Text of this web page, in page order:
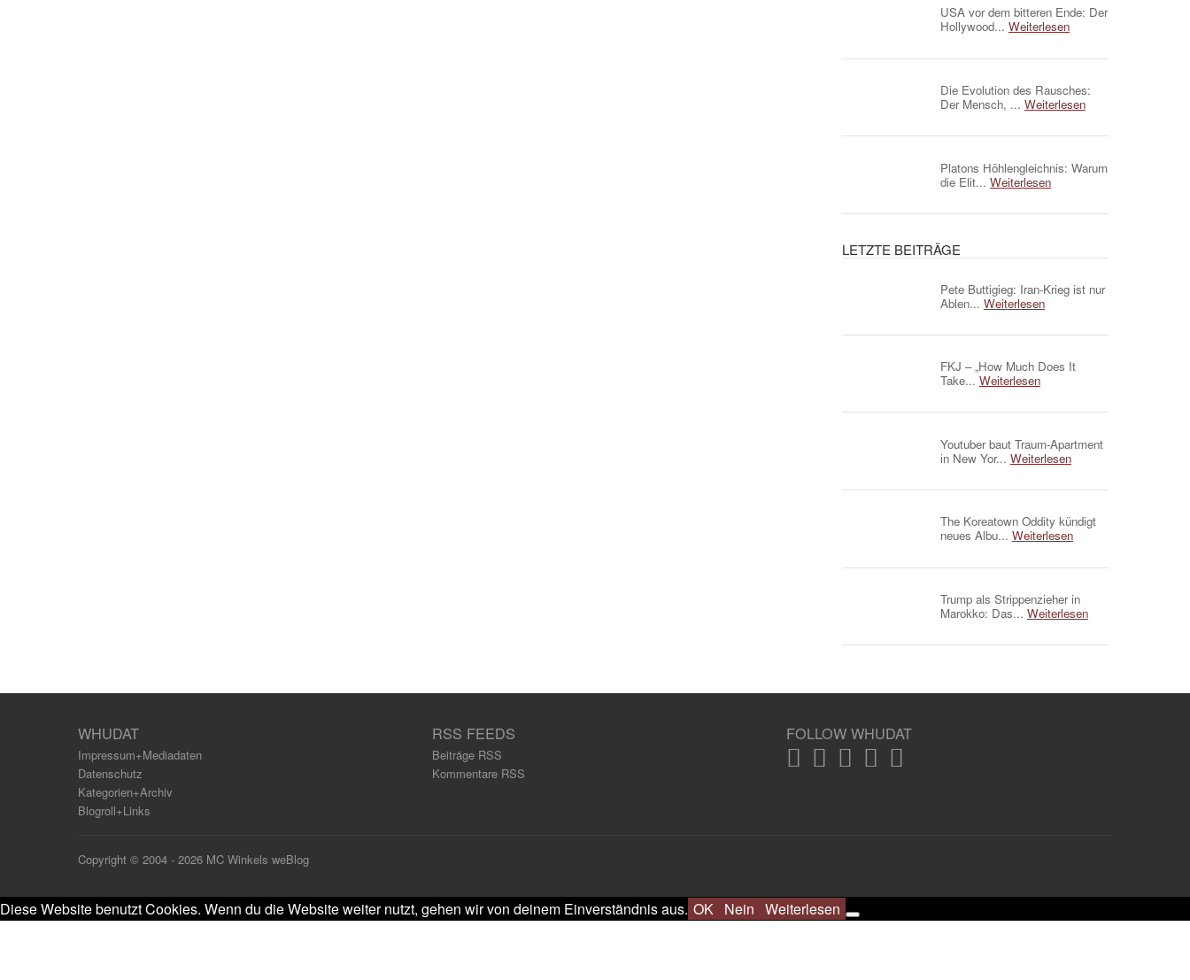
USA vor dem bitteren Ende: Der
Hollywood... Weiterlesen
Die Evolution des Rausches:
Der Mensch, ... Weiterlesen
Platons Höhlengleichnis: Warum
die Elit... Weiterlesen
LETZTE BEITRÄGE
Pete Buttigieg: Iran-Krieg ist nur
Ablen... Weiterlesen
FKJ – „How Much Does It
Take... Weiterlesen
Youtuber baut Traum-Apartment
in New Yor... Weiterlesen
The Koreatown Oddity kündigt
neues Albu... Weiterlesen
Trump als Strippenzieher in
Marokko: Das... Weiterlesen
WHUDAT
Impressum+Mediadaten
Datenschutz
Kategorien+Archiv
Blogroll+Links
RSS FEEDS
Beiträge RSS
Kommentare RSS
FOLLOW WHUDAT
Copyright © 2004 - 2026 MC Winkels weBlog
Diese Website benutzt Cookies. Wenn du die Website weiter nutzt, gehen wir von deinem Einverständnis aus. OK Nein Weiterlesen